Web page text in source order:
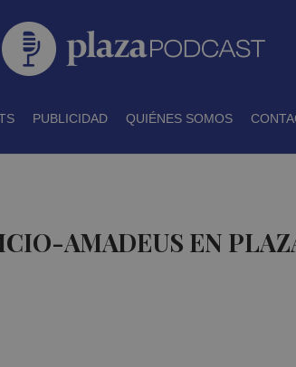
PUBLICIDAD QUIÉNES SOMOS
AMADEUS EN